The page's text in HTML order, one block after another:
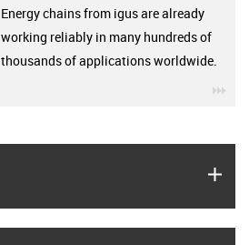
Energy chains from igus are already
working reliably in many hundreds of
thousands of applications worldwide.